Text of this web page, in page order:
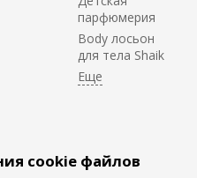
парфюмерия
Body лосьон
для тела Shaik
cookie файлов